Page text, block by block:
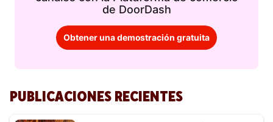
de DoorDash
Obtener una demostración gratuita
PUBLICACIONES RECIENTES